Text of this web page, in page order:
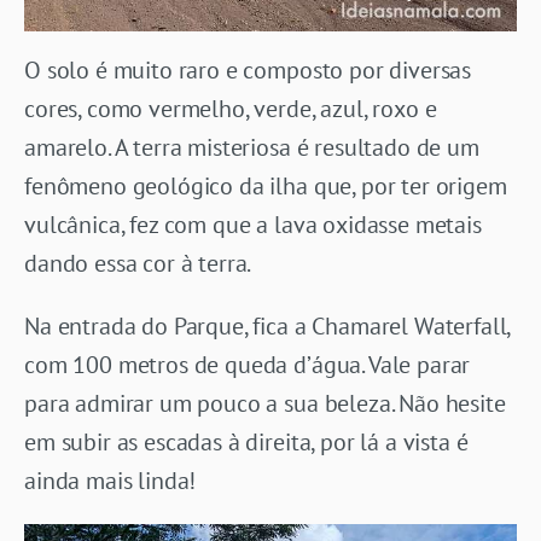
O solo é muito raro e composto por diversas
cores, como vermelho, verde, azul, roxo e
amarelo. A terra misteriosa é resultado de um
fenômeno geológico da ilha que, por ter origem
vulcânica, fez com que a lava oxidasse metais
dando essa cor à terra.
Na entrada do Parque, fica a Chamarel Waterfall,
com 100 metros de queda d’água. Vale parar
para admirar um pouco a sua beleza. Não hesite
em subir as escadas à direita, por lá a vista é
ainda mais linda!